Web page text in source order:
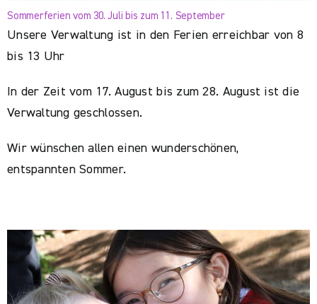
Sommerferien vom 30. Juli bis zum 11. September
Unsere Verwaltung ist in den Ferien erreichbar von 8
bis 13 Uhr
In der Zeit vom 17. August bis zum 28. August ist die
Verwaltung geschlossen.
Wir wünschen allen einen wunderschönen,
entspannten Sommer.